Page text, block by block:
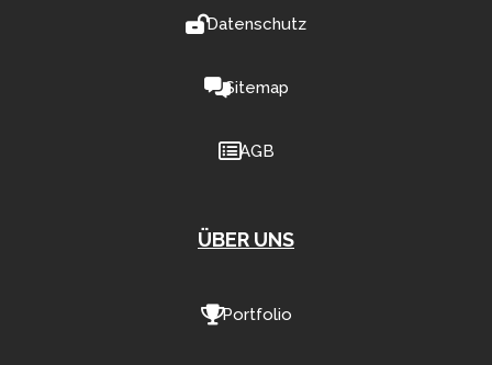
Datenschutz
Sitemap
AGB
ÜBER UNS
Portfolio